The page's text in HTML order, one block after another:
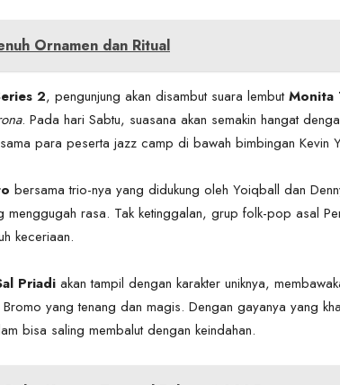
Ornamen dan Ritual
2, pengunjung akan disambut suara lembutMonita
. Pada hari Sabtu, suasana akan semakin hangat
para peserta jazz camp di bawah bimbingan Kevin
bersama trio-nya yang didukung oleh Yoiqball dan
rasa. Tak ketinggalan, grup folk-pop asal
keceriaan.
Priadi akan tampil dengan karakter uniknya,
yang tenang dan magis. Dengan gayanya yang
bisa saling membalut dengan keindahan.